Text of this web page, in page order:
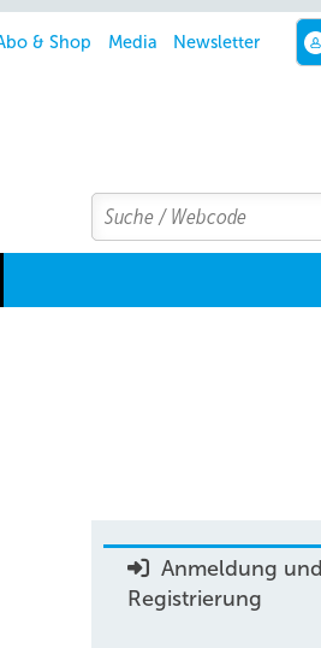
& Shop Media Newsletter
Search
Suchen
Anmeldung und
Registrierung